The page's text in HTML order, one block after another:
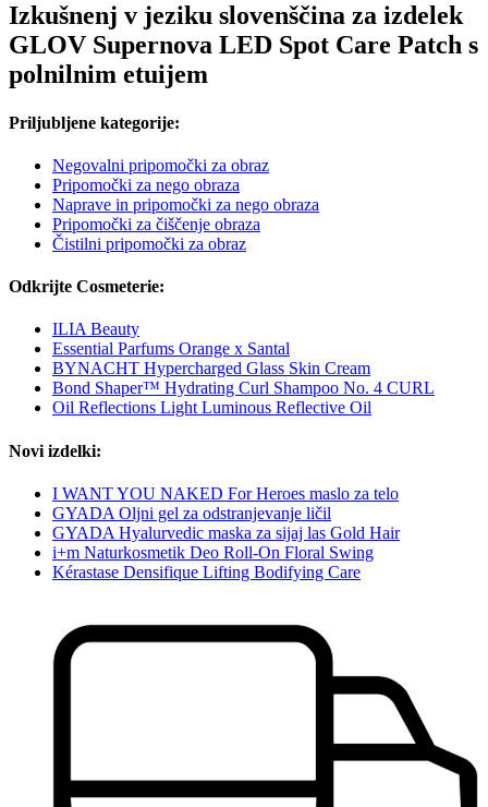
Izkušnenj v jeziku slovenščina za izdelek
GLOV Supernova LED Spot Care Patch s
polnilnim etuijem
Priljubljene kategorije:
Negovalni pripomočki za obraz
Pripomočki za nego obraza
Naprave in pripomočki za nego obraza
Pripomočki za čiščenje obraza
Čistilni pripomočki za obraz
Odkrijte Cosmeterie:
ILIA Beauty
Essential Parfums Orange x Santal
BYNACHT Hypercharged Glass Skin Cream
Bond Shaper™ Hydrating Curl Shampoo No. 4 CURL
Oil Reflections Light Luminous Reflective Oil
Novi izdelki:
I WANT YOU NAKED For Heroes maslo za telo
GYADA Oljni gel za odstranjevanje ličil
GYADA Hyalurvedic maska za sijaj las Gold Hair
i+m Naturkosmetik Deo Roll-On Floral Swing
Kérastase Densifique Lifting Bodifying Care